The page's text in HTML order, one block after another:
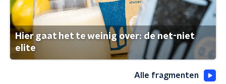
Hier gaat het te weinig over: de net-niet
elite
Alle fragmenten